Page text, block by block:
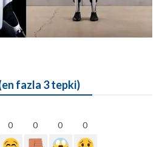
fazla 3 tepki)
0 0 0 0